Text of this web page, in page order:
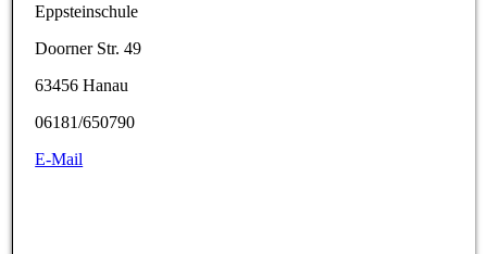
Eppsteinschule
Doorner Str. 49
63456 Hanau
06181/650790
E-Mail